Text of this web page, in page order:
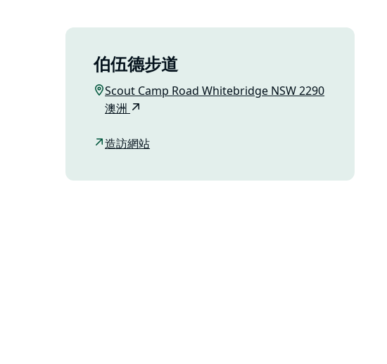
伯伍德步道
Scout Camp Road Whitebridge NSW 2290
澳洲
造訪網站